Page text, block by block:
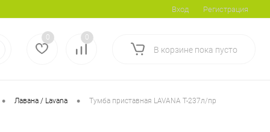
Вход Регистрация
0 0
В корзине пока пусто
• Лавана / Lavana • Тумба приставная LAVANA T-237л/пр